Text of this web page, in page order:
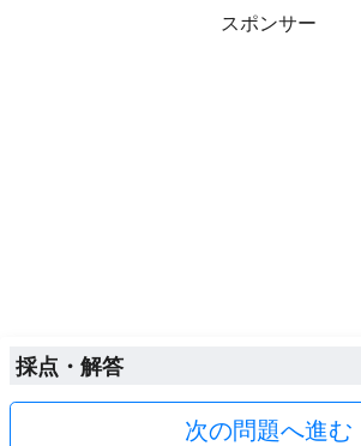
スポンサー
採点・解答
次の問題へ進む